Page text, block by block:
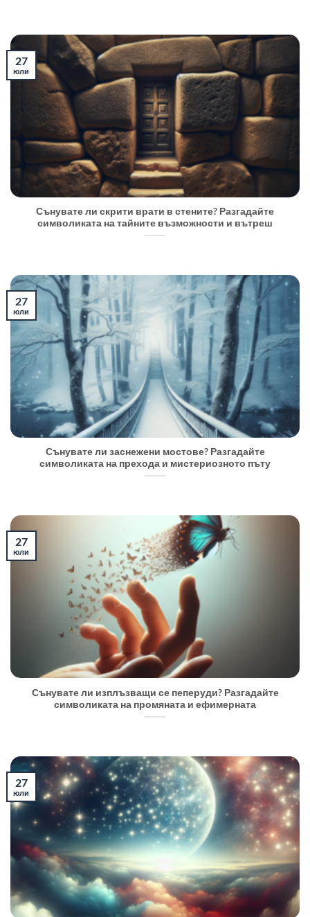
Сънувате ли скрити врати в стените? Разгадайте
символиката на тайните възможности и вътреш
27
юли
Сънувате ли заснежени мостове? Разгадайте
символиката на прехода и мистериозното пъту
27
юли
Сънувате ли изплъзващи се пеперуди? Разгадайте
символиката на промяната и ефимерната
27
юли
27
юли